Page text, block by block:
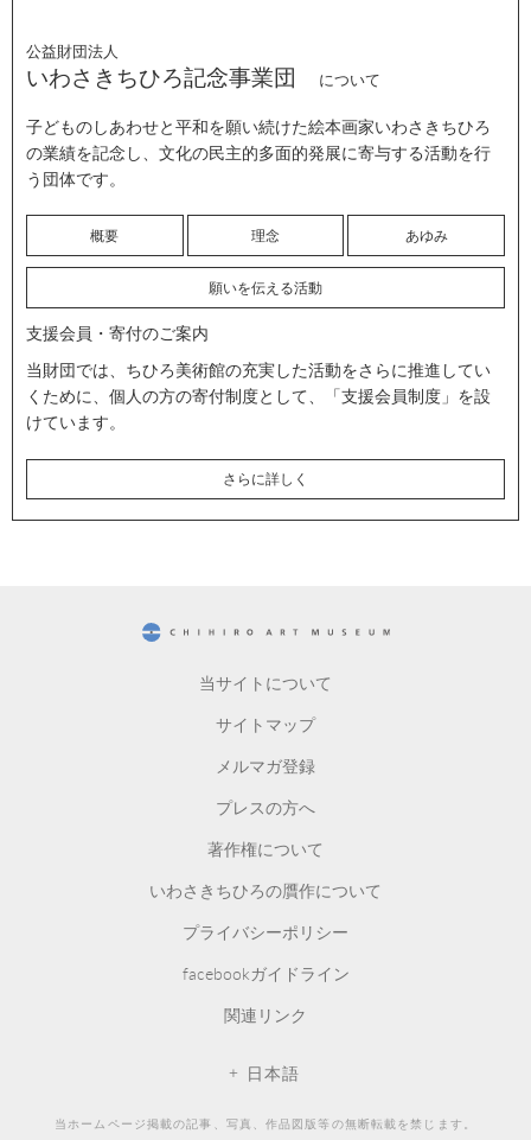
公益財団法人
いわさきちひろ記念事業団 について
子どものしあわせと平和を願い続けた絵本画家いわさきちひろ
の業績を記念し、文化の民主的多面的発展に寄与する活動を行
う団体です。
概要 理念 あゆみ
願いを伝える活動
支援会員・寄付のご案内
当財団では、ちひろ美術館の充実した活動をさらに推進してい
くために、個人の方の寄付制度として、「支援会員制度」を設
けています。
さらに詳しく
当サイトについて
サイトマップ
メルマガ登録
プレスの方へ
著作権について
いわさきちひろの贋作について
プライバシーポリシー
facebookガイドライン
関連リンク
日本語
当ホームページ掲載の記事、写真、作品図版等の無断転載を禁じます。